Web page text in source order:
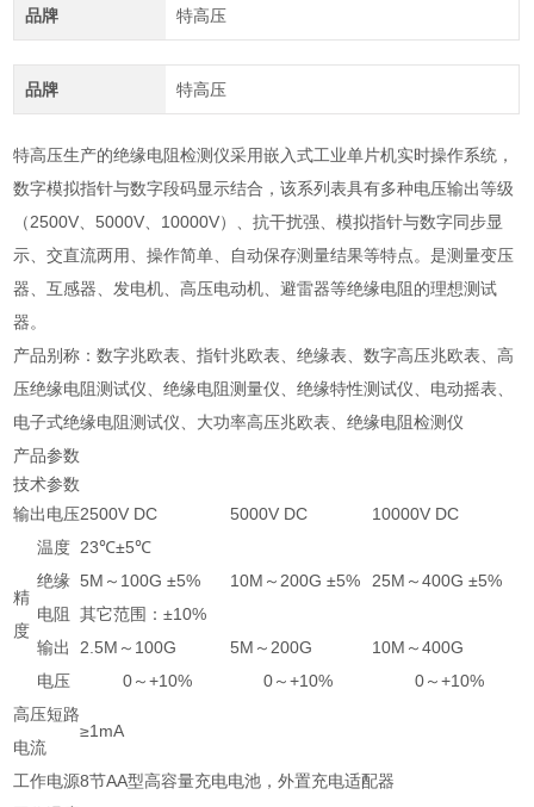
品牌 特高压
品牌 特高压
特高压生产的绝缘电阻检测仪采用嵌入式工业单片机实时操作系统，
数字模拟指针与数字段码显示结合，该系列表具有多种电压输出等级
（2500V、5000V、10000V）、抗干扰强、模拟指针与数字同步显
示、交直流两用、操作简单、自动保存测量结果等特点。是测量变压
器、互感器、发电机、高压电动机、避雷器等绝缘电阻的理想测试
器。
产品别称：数字兆欧表、指针兆欧表、绝缘表、数字高压兆欧表、高
压绝缘电阻测试仪、绝缘电阻测量仪、绝缘特性测试仪、电动摇表、
电子式绝缘电阻测试仪、大功率高压兆欧表、绝缘电阻检测仪
产品参数
技术参数
输出电压2500V DC 5000V DC 10000V DC
精
度
温度 23℃±5℃
绝缘
电阻
5M～100G ±5% 10M～200G ±5%
25M～400G ±5%
其它范围：±10%
输出
电压
2.5M～100G
0～+10%
5M～200G
0～+10%
10M～400G
0～+10%
高压短路
电流
≥1mA
工作电源8节AA型高容量充电电池，外置充电适配器